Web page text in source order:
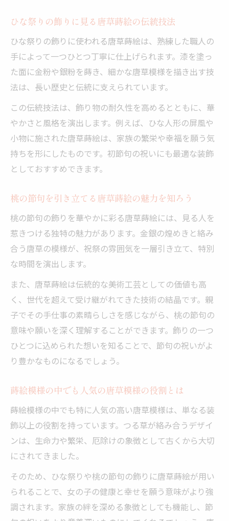
ひな祭りに親子で触れたい唐草蒔絵の魅力
蒔絵模様の体験で桃の節句をより深く知る
唐草蒔絵が紡ぐひな祭りの歴史を探る
ひな祭りの伝統と唐草蒔絵の歴史的つなが
り
桃の節句を彩る唐草蒔絵の受け継がれる歴
史
ひな祭り文化に根付く蒔絵模様の変遷を解
説
唐草模様が伝えるひな祭りの歴史的な意義
桃の節句と蒔絵模様の歩みをたどる
ひな祭り飾りに込められた成長への願いと
は
桃の節句の飾りが伝える幸福と厄除けの意
唐草蒔絵が象徴する健やかな成長の秘密
ひな祭りの飾り付けで知る願いの込め方
桃の節句の節句飾りに学ぶ日本の伝統的な
思い
ひな祭りの飾りに見る唐草蒔絵の伝統技法
ひな祭りの飾りに使われる唐草蒔絵は、熟練した職人の
手によって一つひとつ丁寧に仕上げられます。漆を塗っ
た面に金粉や銀粉を蒔き、細かな唐草模様を描き出す技
法は、長い歴史と伝統に支えられています。
この伝統技法は、飾り物の耐久性を高めるとともに、華
やかさと風格を演出します。例えば、ひな人形の屏風や
小物に施された唐草蒔絵は、家族の繁栄や幸福を願う気
持ちを形にしたものです。初節句の祝いにも最適な装飾
としておすすめできます。
桃の節句を引き立てる唐草蒔絵の魅力を知ろう
桃の節句の飾りを華やかに彩る唐草蒔絵には、見る人を
惹きつける独特の魅力があります。金銀の煌めきと絡み
合う唐草の模様が、祝祭の雰囲気を一層引き立て、特別
な時間を演出します。
また、唐草蒔絵は伝統的な美術工芸としての価値も高
く、世代を超えて受け継がれてきた技術の結晶です。親
子でその手仕事の素晴らしさを感じながら、桃の節句の
意味や願いを深く理解することができます。飾りの一つ
ひとつに込められた想いを知ることで、節句の祝いがよ
り豊かなものになるでしょう。
蒔絵模様の中でも人気の唐草模様の役割とは
蒔絵模様の中でも特に人気の高い唐草模様は、単なる装
飾以上の役割を持っています。つる草が絡み合うデザイ
ンは、生命力や繁栄、厄除けの象徴として古くから大切
にされてきました。
そのため、ひな祭りや桃の節句の飾りに唐草蒔絵が用い
られることで、女の子の健康と幸せを願う意味がより強
調されます。家族の絆を深める象徴としても機能し、節